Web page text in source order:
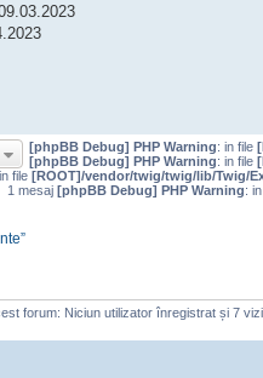
[phpBB Debug] PHP Warning: in file
[phpBB Debug] PHP Warning: in file
file [ROOT]/vendor/twig/twig/lib/Twig/
1 mesaj [phpBB Debug] PHP Warning:
forum: Niciun utilizator înregistrat și 7